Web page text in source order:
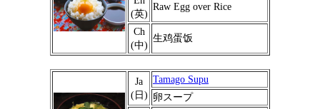
(英)
Raw Egg over Rice
Ch
(中)
生鸡蛋饭
Ja
(日)
Tamago Supu
卵スープ